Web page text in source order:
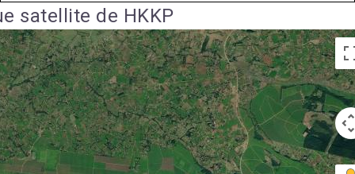
satellite de HKKP